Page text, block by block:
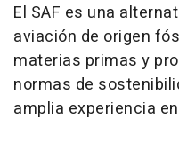
El SAF es una
aviación de origen
materias primas y
normas de
amplia experiencia